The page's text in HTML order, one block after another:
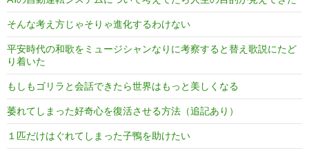
そんな考え方じゃそりゃ進化するわけない
平安時代の和歌をミュージシャンなりに考察すると替え歌説にたど
り着いた
もしもゴリラと会話できたら世界はもっと美しくなる
萎れてしまった好奇心を復活させる方法（追記あり）
１匹だけはぐれてしまった子鴨を助けたい